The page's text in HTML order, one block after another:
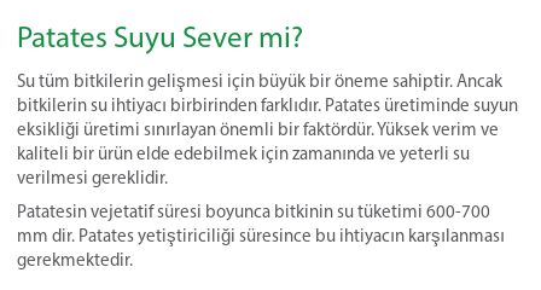
Patates Suyu Sever mi?
Su tüm bitkilerin gelişmesi için büyük bir öneme sahiptir. Ancak
bitkilerin su ihtiyacı birbirinden farklıdır. Patates üretiminde suyun
eksikliği üretimi sınırlayan önemli bir faktördür. Yüksek verim ve
kaliteli bir ürün elde edebilmek için zamanında ve yeterli su
verilmesi gereklidir.
Patatesin vejetatif süresi boyunca bitkinin su tüketimi 600-700
mm dir. Patates yetiştiriciliği süresince bu ihtiyacın karşılanması
gerekmektedir.